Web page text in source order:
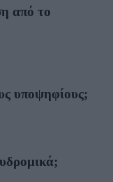
από το
υποψηφίους;